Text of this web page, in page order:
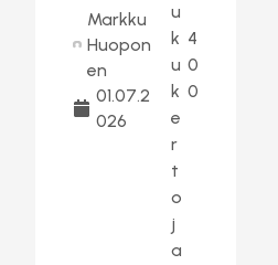
Markku
Huopon
en
01.07.2
026
u
k
u
k
e
r
t
o
j
a
4
0
0